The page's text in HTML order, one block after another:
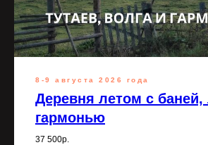
8-9 августа 2026 года
Деревня летом с баней,
гармонью
37 500р.